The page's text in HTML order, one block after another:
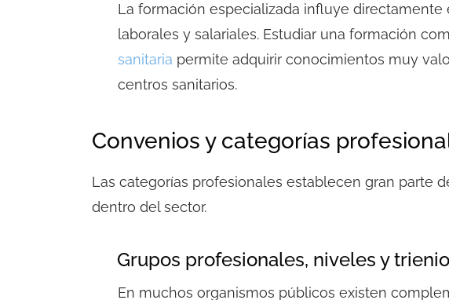
La formación especializada influye directamente
laborales y salariales. Estudiar una formación
sanitaria permite adquirir conocimientos muy
centros sanitarios.
Convenios y categorías
Las categorías profesionales establecen gran parte
dentro del sector.
Grupos profesionales, niveles y
En muchos organismos públicos existen